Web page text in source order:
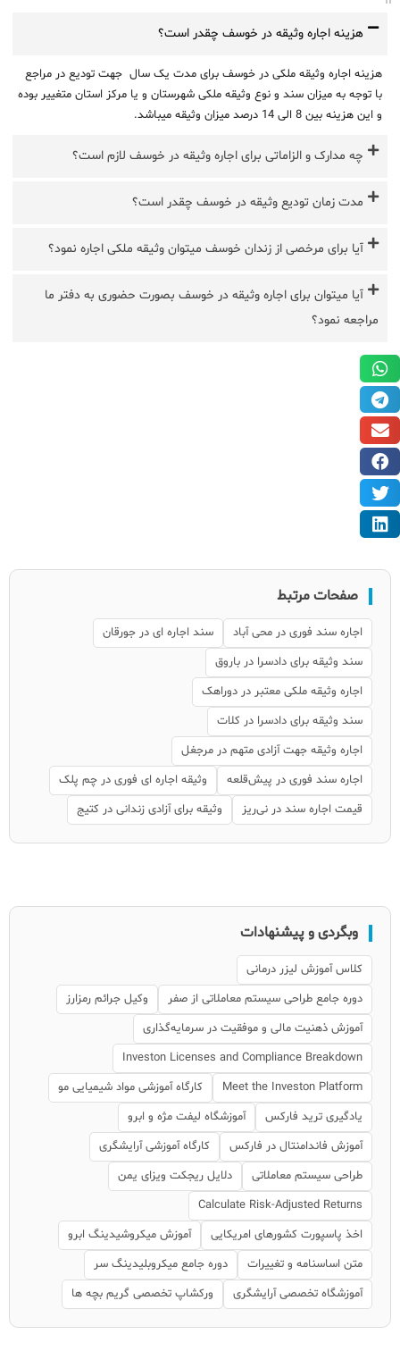
هزینه اجاره وثیقه در خوسف چقدر است؟
هزینه اجاره وثیقه ملکی در خوسف برای مدت یک سال جهت تودیع در مراجع
با توجه به میزان سند و نوع وثیقه ملکی شهرستان و یا مرکز استان متغییر بوده
و این هزینه بین 8 الی 14 درصد میزان وثیقه میباشد.
چه مدارک و الزاماتی برای اجاره وثیقه در خوسف لازم است؟
مدت زمان تودیع وثیقه در خوسف چقدر است؟
آیا برای مرخصی از زندان خوسف میتوان وثیقه ملکی اجاره نمود؟
آیا میتوان برای اجاره وثیقه در خوسف بصورت حضوری به دفتر ما
مراجعه نمود؟
صفحات مرتبط
اجاره سند فوری در محی آباد
سند اجاره ای در جورقان
سند وثیقه برای دادسرا در باروق
اجاره وثیقه ملکی معتبر در دوراهک
سند وثیقه برای دادسرا در کلات
اجاره وثیقه جهت آزادی متهم در مرجغل
اجاره سند فوری در پیش‌قلعه
وثیقه اجاره ای فوری در چم پلک
قیمت اجاره سند در نی‌ریز
وثیقه برای آزادی زندانی در کتیج
وبگردی و پیشنهادات
کلاس آموزش لیزر درمانی
دوره جامع طراحی سیستم معاملاتی از صفر
وکیل جرائم رمزارز
آموزش ذهنیت مالی و موفقیت در سرمایه‌گذاری
Investon Licenses and Compliance Breakdown
Meet the Investon Platform
کارگاه آموزشی مواد شیمیایی مو
یادگیری ترید فارکس
آموزشگاه لیفت مژه و ابرو
آموزش فاندامنتال در فارکس
کارگاه آموزشی آرایشگری
طراحی سیستم معاملاتی
دلایل ریجکت ویزای یمن
Calculate Risk-Adjusted Returns
اخذ پاسپورت کشورهای امریکایی
آموزش میکروشیدینگ ابرو
متن اساسنامه و تغییرات
دوره جامع میکروبلیدینگ سر
آموزشگاه تخصصی آرایشگری
ورکشاپ تخصصی گریم بچه ها